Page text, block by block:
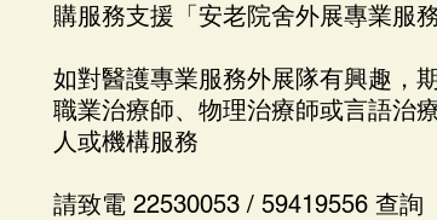
購服務支援「安老院舍外展專業服
如對醫護專業服務外展隊有興趣，期
職業治療師、物理治療師或言語治
人或機構服務
請致電 22530053 / 59419556 查詢